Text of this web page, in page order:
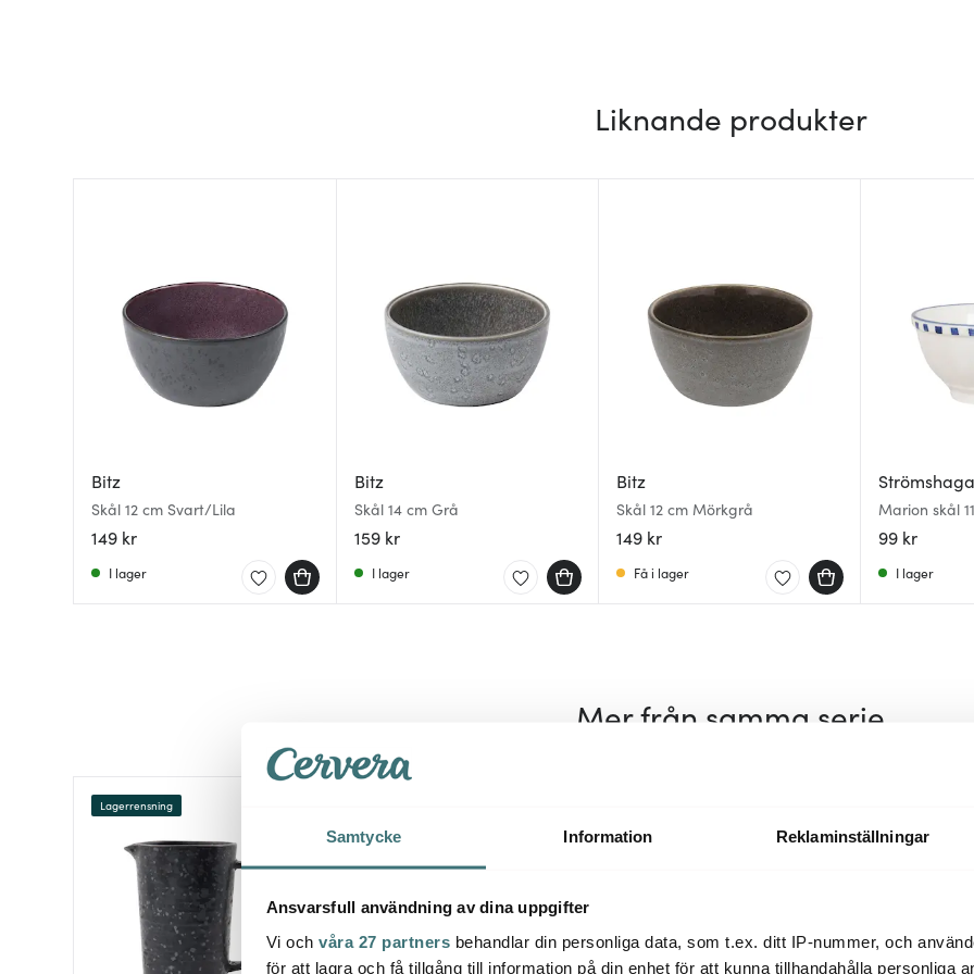
Samtycke Information Reklaminställningar
Ansvarsfull användning av dina uppgifter
Vi och våra 27 partners behandlar din personliga data, som t.ex. ditt IP-nummer, och
för att lagra och få tillgång till information på din enhet för att kunna tillhandahålla personliga
Liknande produkter
Bitz
Skål 12 cm Svart/Lila
149 kr
I lager
Bitz
Skål 14 cm Grå
159 kr
I lager
Bitz
Skål 12 cm Mörkgrå
149 kr
Få i lager
Strömshaga
Marion skål
99 kr
I lager
Mer från samma serie
Lagerrensning